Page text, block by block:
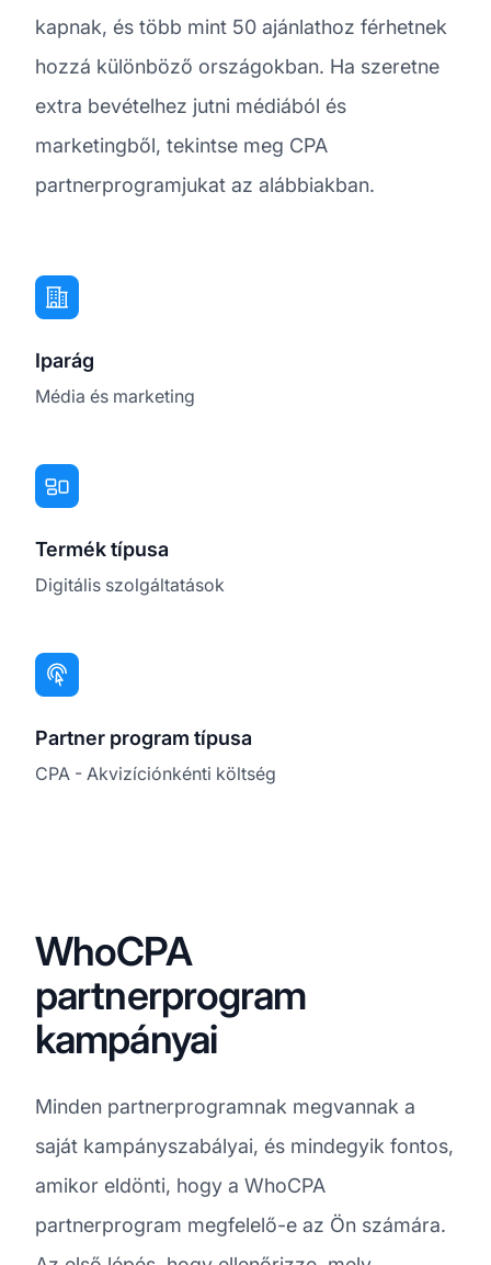
kapnak, és több mint 50 ajánlathoz férhetnek
hozzá különböző országokban. Ha szeretne
extra bevételhez jutni médiából és
marketingből, tekintse meg CPA
partnerprogramjukat az alábbiakban.
Iparág
Média és marketing
Termék típusa
Digitális szolgáltatások
Partner program típusa
CPA - Akvizíciónkénti költség
WhoCPA
partnerprogram
kampányai
Minden partnerprogramnak megvannak a
saját kampányszabályai, és mindegyik fontos,
amikor eldönti, hogy a WhoCPA
partnerprogram megfelelő-e az Ön számára.